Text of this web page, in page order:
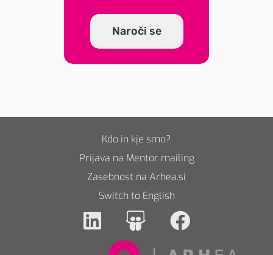
Naroči se
Kdo in kje smo?
Prijava na Mentor mailing
Zasebnost na Arhea.si
Switch to English